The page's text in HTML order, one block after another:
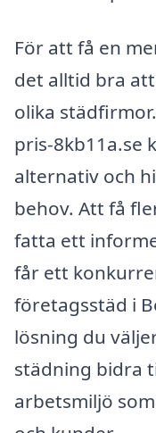
För att få en
det alltid bra
olika
pris-8kb11a.se
alternativ och
behov. Att få
fatta ett
får ett
företagsstäd i
lösning du
städning bidra
arbetsmiljö